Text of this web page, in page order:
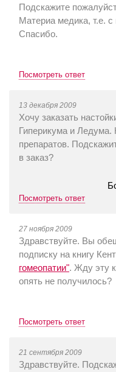
Подскажите
Материа медика, т.е.
Спасибо.
Посмотреть ответ
13 декабря 2009
Хочу заказать
Гиперикума и Ледума.
препаратов.
в заказ?
Посмотреть ответ
27 ноября 2009
Здравствуйте. Вы
подписку на книгу
гомеопатии". Жду эту
опять не получилось?
Посмотреть ответ
21 сентября 2009
Здравствуйте.